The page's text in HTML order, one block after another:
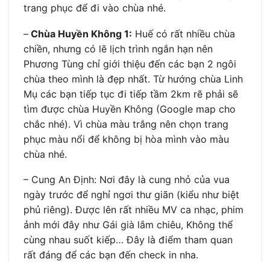
trang phục để đi vào chùa nhé.
– Chùa Huyền Không 1: Huế có rất nhiều chùa
chiền, nhưng có lẽ lịch trình ngắn hạn nên
Phương Tùng chỉ giới thiệu đến các bạn 2 ngôi
chùa theo mình là đẹp nhất. Từ hướng chùa Linh
Mụ các bạn tiếp tục đi tiếp tầm 2km rẽ phải sẽ
tìm được chùa Huyền Không (Google map cho
chắc nhé). Vì chùa màu trắng nên chọn trang
phục màu nổi để không bị hòa mình vào màu
chùa nhé.
– Cung An Định: Nơi đây là cung nhỏ của vua
ngày trước để nghỉ ngơi thư giãn (kiểu như biệt
phủ riêng). Được lên rất nhiều MV ca nhạc, phim
ảnh mới đây như Gái già lắm chiêu, Không thể
cùng nhau suốt kiếp… Đây là điểm tham quan
rất đáng để các bạn đến check in nha.